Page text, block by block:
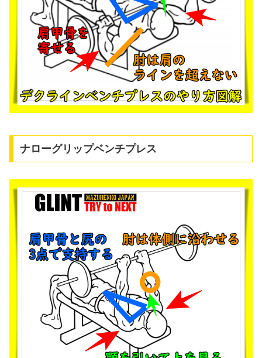
ナローグリップベンチプレス